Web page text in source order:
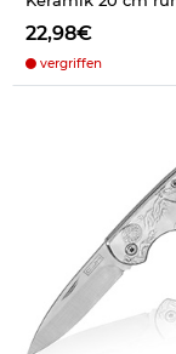
22,98€
vergriffen